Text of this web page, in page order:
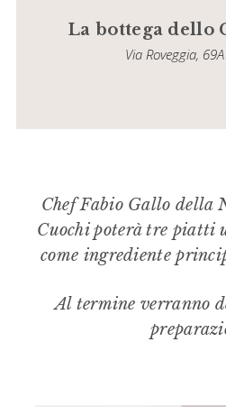
La bottega dello
Via Roveggia,
Chef Fabio Gallo della
Cuochi poterà tre piatti
come ingrediente
Al termine verranno